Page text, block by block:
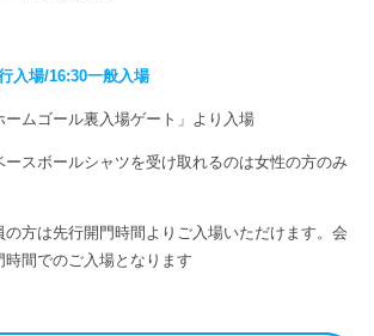
場/16:30一般入場
ムゴール裏入場ゲート」より入場
スボールシャツを受け取れるのは女性の方のみ
方は先行開門時間よりご入場いただけます。会
時間でのご入場となります